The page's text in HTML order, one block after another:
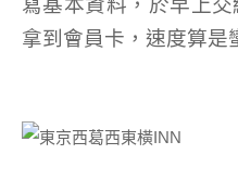
拿到會員卡，速度算是